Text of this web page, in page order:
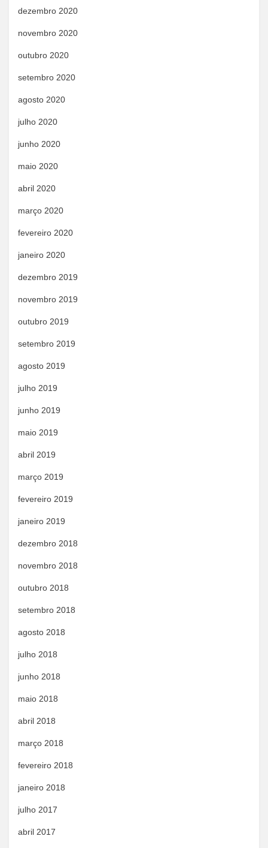
dezembro 2020
novembro 2020
outubro 2020
setembro 2020
agosto 2020
julho 2020
junho 2020
maio 2020
abril 2020
março 2020
fevereiro 2020
janeiro 2020
dezembro 2019
novembro 2019
outubro 2019
setembro 2019
agosto 2019
julho 2019
junho 2019
maio 2019
abril 2019
março 2019
fevereiro 2019
janeiro 2019
dezembro 2018
novembro 2018
outubro 2018
setembro 2018
agosto 2018
julho 2018
junho 2018
maio 2018
abril 2018
março 2018
fevereiro 2018
janeiro 2018
julho 2017
abril 2017